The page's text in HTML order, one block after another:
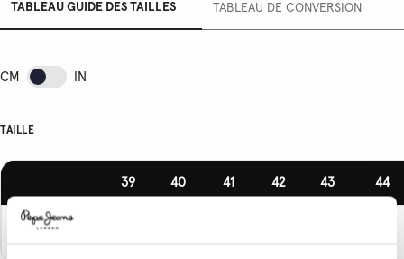
TABLEAU GUIDE DES TAILLES TABLEAU DE CONVERSION
CM IN
TAILLE
39 40 41 42 43 44
LONGUEUR